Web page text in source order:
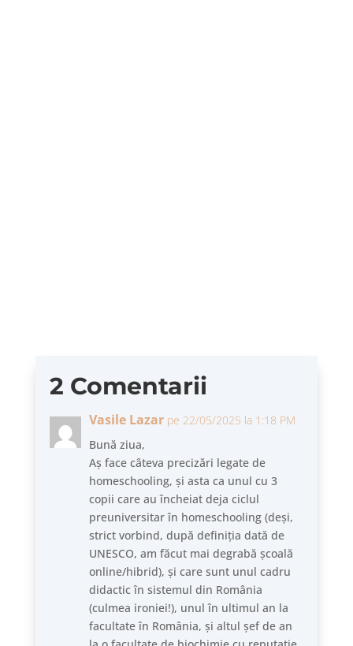
2 Comentarii
Vasile Lazar pe 22/05/2025 la 1:18 PM
Bună ziua,
Aș face câteva precizări legate de
homeschooling, și asta ca unul cu 3
copii care au încheiat deja ciclul
preuniversitar în homeschooling (deși,
strict vorbind, după definiția dată de
UNESCO, am făcut mai degrabă școală
online/hibrid), și care sunt unul cadru
didactic în sistemul din România
(culmea ironiei!), unul în ultimul an la
facultate în România, și altul șef de an